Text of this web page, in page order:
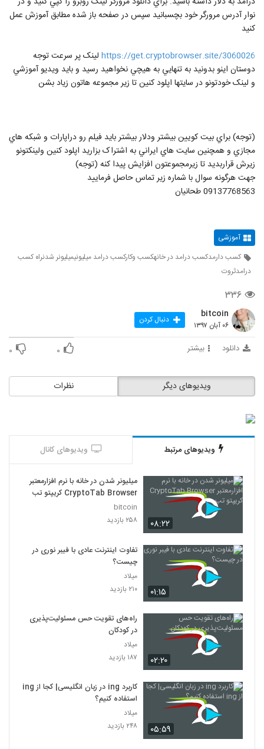
نوار آدرس مرورگر خود بچسبانيد سپس در صفحه باز شده مطابق آموزش عمل
کنيد
https://get.cryptobrowser.site/3060026 لينک پر سرعت توجه
دوستان اينو بدونيد به تنهايي به هيچي نخواهيد رسيد و بايد ويديو آموزشي
و لينک خودتونو در سايتها اپلود کنين تا زير مجموعه هاتون زياد بشن
(توجه) براي بيت کويين بيشتر ودلار بيشتر بايد فيلم رو دراپارات و شبکه هاي
مجازي و همچنين سايت هاي ايراني به اشتراک بزاريد اپلود کنين ولينکتونو
زيرش قراربديد تا زيرمجموعتون افزايش پيدا کنه (توجه)
جهت هرگونه سوال با شماره زير تماس حاصل فرماييد
09137768563 طحانيان
آموزشی
کسب دارمدکسب درامد در خانهکسب وکارکسب درامد میلیونیمیلیونر شدنراه کسب
درامدثروت
۳۳۶
bitcoin
۰۶ آبان ۱۳۹۷ دنبال کردن
دانلود بیشتر ۰ ۰
نظرات ویدیوهای دیگر
ویدیوهای مرتبط ویدیوهای کانال
۰۸:۲۲
میلیونر شدن در خانه با نرم افزارمعتبر
CryptoTab Browser کریپتو تب
bitcoin
۲۵۸ بازدید
۰۱:۱۵
تفاوت اینترنت عادی با فیبر نوری در
چیست؟
میلاد
۲۱۰ بازدید
۰۲:۲۰
راه‌های تقویت حس مسئولیت‌پذیری
در کودکان
میلاد
۱۸۷ بازدید
۰۵:۵۹
کاربرد ing در زبان انگلیسی| کجا از ing
استفاده کنیم؟
میلاد
۲۴۸ بازدید